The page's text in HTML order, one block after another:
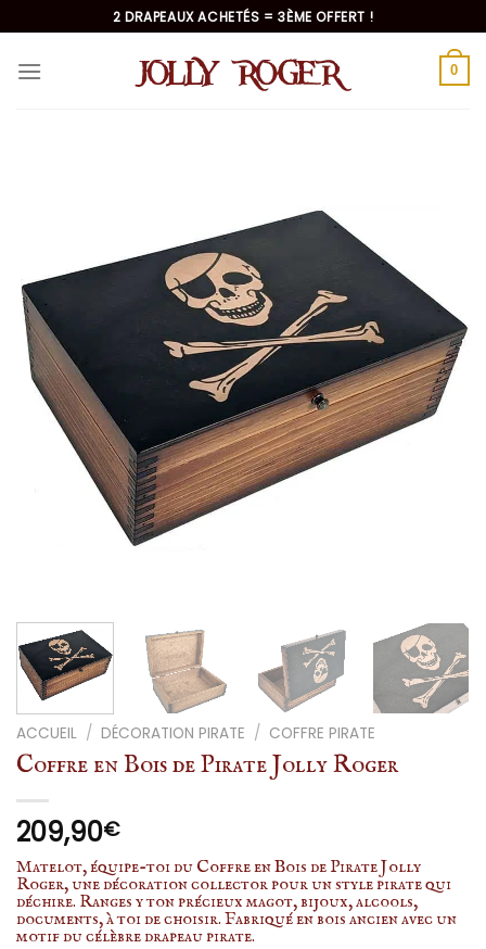
au
contenu
2 DRAPEAUX ACHETÉS = 3ÈME OFFERT !
0
ACCUEIL / DÉCORATION PIRATE / COFFRE PIRATE
Coffre en Bois de Pirate Jolly Roger
209,90€
Matelot, équipe-toi du Coffre en Bois de Pirate Jolly
Roger, une décoration collector pour un style pirate qui
déchire. Ranges y ton précieux magot, bijoux, alcools,
documents, à toi de choisir. Fabriqué en bois ancien avec un
motif du célèbre drapeau pirate.